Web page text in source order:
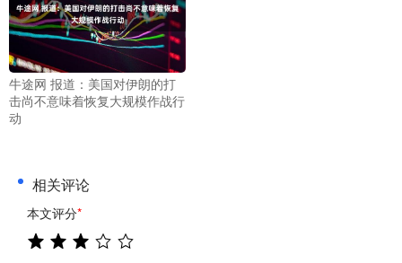
牛途网 报道：美国对伊朗的打
击尚不意味着恢复大规模作战行
动
相关评论
本文评分*